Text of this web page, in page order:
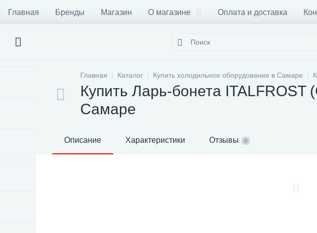
Главная Бренды Магазин О магазине Оплата и доставка
Главная Каталог Купить холодильное оборудование в Самаре
Купить Ларь-бонета
Самаре
Описание Характеристики Отзывы 0